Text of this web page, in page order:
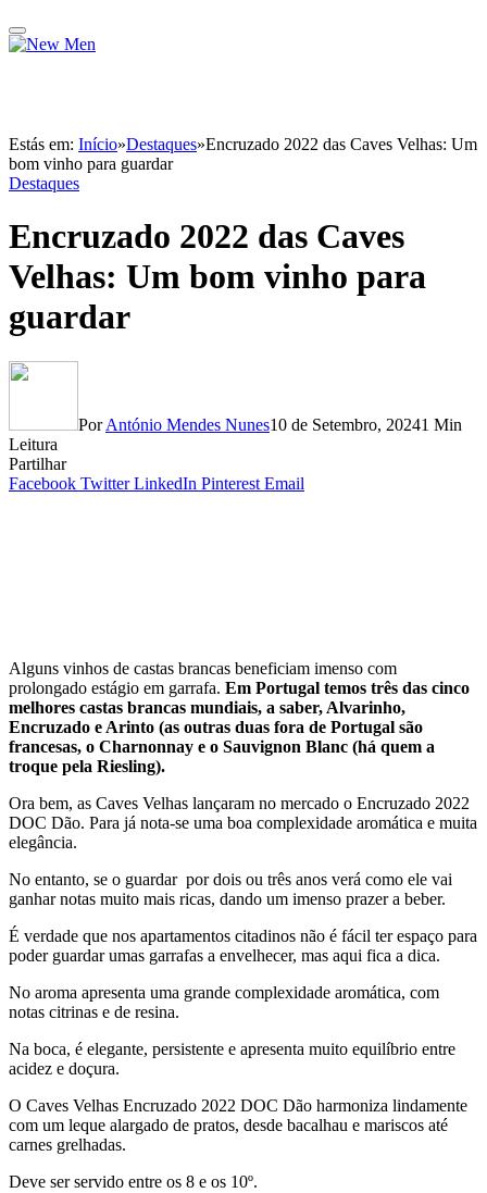
Estás em: Início»Destaques»Encruzado 2022 das Caves Velhas: Um
bom vinho para guardar
Destaques
Encruzado 2022 das Caves
Velhas: Um bom vinho para
guardar
Por António Mendes Nunes10 de Setembro, 20241 Min
Leitura
Partilhar
Facebook Twitter LinkedIn Pinterest Email
Alguns vinhos de castas brancas beneficiam imenso com
prolongado estágio em garrafa. Em Portugal temos três das cinco
melhores castas brancas mundiais, a saber, Alvarinho,
Encruzado e Arinto (as outras duas fora de Portugal são
francesas, o Charnonnay e o Sauvignon Blanc (há quem a
troque pela Riesling).
Ora bem, as Caves Velhas lançaram no mercado o Encruzado 2022
DOC Dão. Para já nota-se uma boa complexidade aromática e muita
elegância.
No entanto, se o guardar por dois ou três anos verá como ele vai
ganhar notas muito mais ricas, dando um imenso prazer a beber.
É verdade que nos apartamentos citadinos não é fácil ter espaço para
poder guardar umas garrafas a envelhecer, mas aqui fica a dica.
No aroma apresenta uma grande complexidade aromática, com
notas citrinas e de resina.
Na boca, é elegante, persistente e apresenta muito equilíbrio entre
acidez e doçura.
O Caves Velhas Encruzado 2022 DOC Dão harmoniza lindamente
com um leque alargado de pratos, desde bacalhau e mariscos até
carnes grelhadas.
Deve ser servido entre os 8 e os 10º.